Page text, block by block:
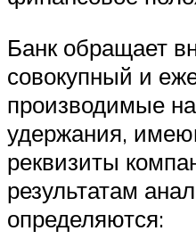
Банк обращает
совокупный и
производимые
удержания,
реквизиты
результатам
определяются: